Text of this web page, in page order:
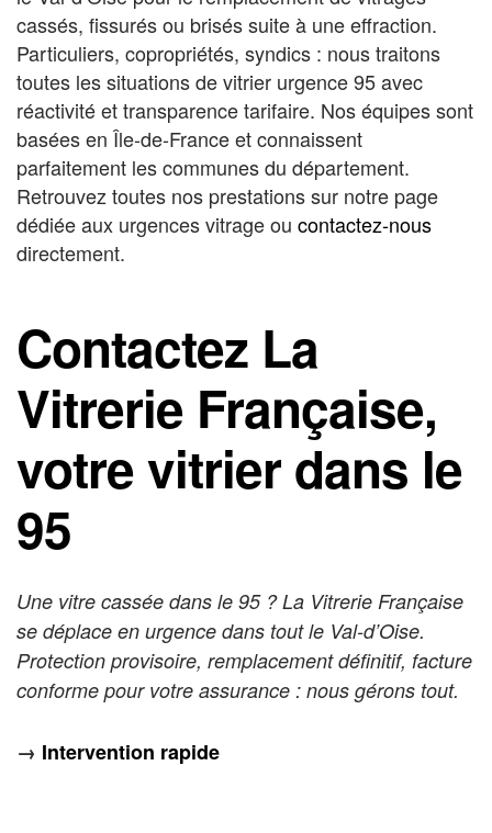
cassés, fissurés ou brisés suite à une effraction.
Particuliers, copropriétés, syndics : nous traitons
toutes les situations de vitrier urgence 95 avec
réactivité et transparence tarifaire. Nos équipes sont
basées en Île-de-France et connaissent
parfaitement les communes du département.
Retrouvez toutes nos prestations sur notre page
dédiée aux urgences vitrage ou contactez-nous
directement.
Contactez La
Vitrerie Française,
votre vitrier dans le
95
Une vitre cassée dans le 95 ? La Vitrerie Française
se déplace en urgence dans tout le Val-d’Oise.
Protection provisoire, remplacement définitif, facture
conforme pour votre assurance : nous gérons tout.
→ Intervention rapide